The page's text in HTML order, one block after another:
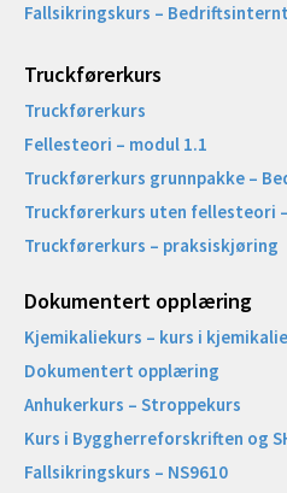
Fallsikringskurs – Bedriftsinternt
Truckførerkurs
Truckførerkurs
Fellesteori – modul 1.1
Truckførerkurs grunnpakke –
Truckførerkurs uten fellesteori
Truckførerkurs – praksiskjøring
Dokumentert opplæring
Kjemikaliekurs – kurs i
Dokumentert opplæring
Anhukerkurs – Stroppekurs
Kurs i Byggherreforskriften og
Fallsikringskurs – NS9610